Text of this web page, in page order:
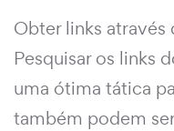
Obter links
Pesquisar os links
uma ótima tática
também podem